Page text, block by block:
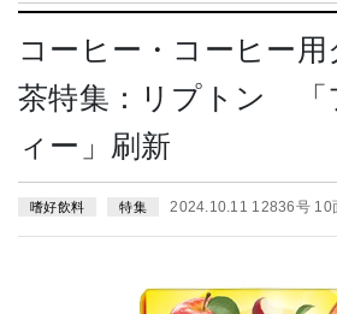
コーヒー・コーヒー
茶特集：リプトン 「
ィー」刷新
嗜好飲料 特集 2024.10.11 12836号 10